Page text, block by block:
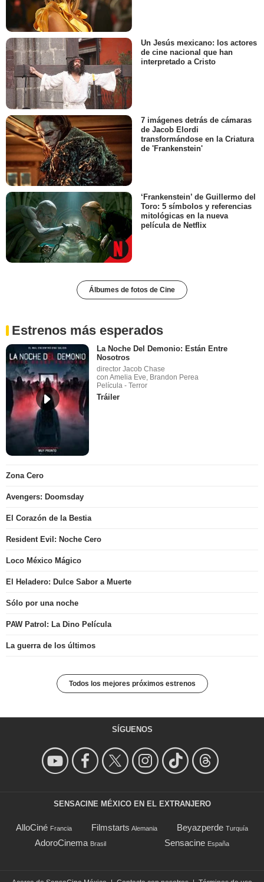
Un Jesús mexicano: los actores
de cine nacional que han
interpretado a Cristo
7 imágenes detrás de cámaras
de Jacob Elordi
transformándose en la Criatura
de 'Frankenstein'
‘Frankenstein’ de Guillermo del
Toro: 5 símbolos y referencias
mitológicas en la nueva
película de Netflix
Álbumes de fotos de Cine
Estrenos más esperados
La Noche Del Demonio: Están Entre
Nosotros
director Jacob Chase
con Amelia Eve, Brandon Perea
Película - Terror
Tráiler
Zona Cero
Avengers: Doomsday
El Corazón de la Bestia
Resident Evil: Noche Cero
Loco México Mágico
El Heladero: Dulce Sabor a Muerte
Sólo por una noche
PAW Patrol: La Dino Película
La guerra de los últimos
Todos los mejores próximos estrenos
SÍGUENOS
SENSACINE MÉXICO EN EL EXTRANJERO
AlloCiné Francia Filmstarts Alemania Beyazperde Turquía
AdoroCinema Brasil Sensacine España